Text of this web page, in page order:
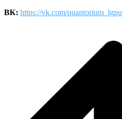
ВК: https://vk.com/quantorium_lgpu